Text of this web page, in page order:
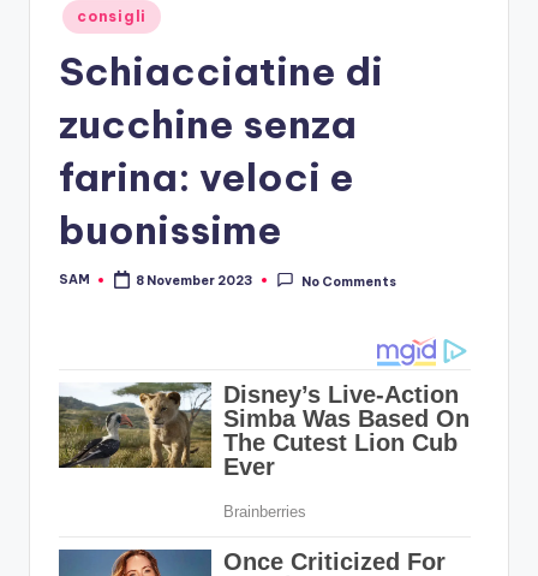
Posted
in
consigli
Schiacciatine di
zucchine senza
farina: veloci e
buonissime
Posted
SAM 8 November 2023 No Comments